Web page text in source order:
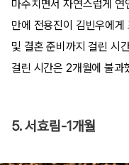
마주치면서 자연스럽게
만에 전용진이 김빈우에
및 결혼 준비까지 걸린 시
걸린 시간은 2개월에 불과
5. 서효림-1개월